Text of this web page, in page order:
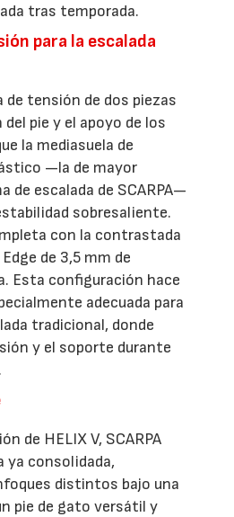
tras temporada.
para la escalada
de tensión de dos piezas
pie y el apoyo de los
la mediasuela de
—la de mayor
de escalada de SCARPA—
sobresaliente.
con la contrastada
de 3,5 mm de
Esta configuración hace
adecuada para
tradicional, donde
y el soporte durante
de HELIX V, SCARPA
ya consolidada,
distintos bajo una
pie de gato versátil y